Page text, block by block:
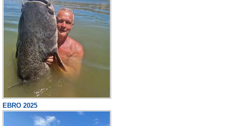
EBRO 2025